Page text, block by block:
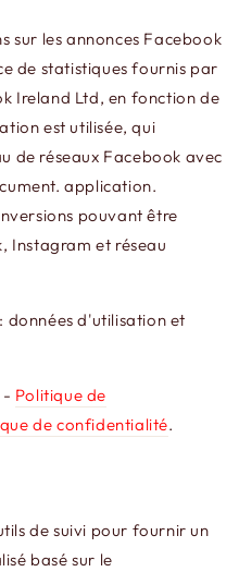
sur les annonces Facebook
de statistiques fournis par
Ireland Ltd, en fonction de
est utilisée, qui
de réseaux Facebook avec
application.
pouvant être
Instagram et réseau
données d'utilisation et
- Politique de
de confidentialité.
de suivi pour fournir un
basé sur le